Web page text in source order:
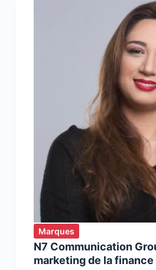
Marques
N7 Communication
marketing de la